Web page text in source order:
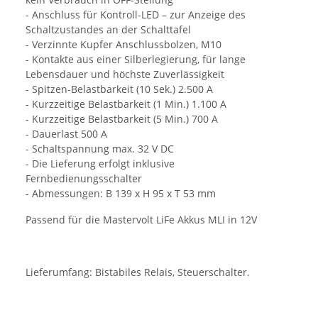
- Anschluss für Kontroll-LED – zur Anzeige des
Schaltzustandes an der Schalttafel
- Verzinnte Kupfer Anschlussbolzen, M10
- Kontakte aus einer Silberlegierung, für lange
Lebensdauer und höchste Zuverlässigkeit
- Spitzen-Belastbarkeit (10 Sek.) 2.500 A
- Kurzzeitige Belastbarkeit (1 Min.) 1.100 A
- Kurzzeitige Belastbarkeit (5 Min.) 700 A
- Dauerlast 500 A
- Schaltspannung max. 32 V DC
- Die Lieferung erfolgt inklusive
Fernbedienungsschalter
- Abmessungen: B 139 x H 95 x T 53 mm
Passend für die Mastervolt LiFe Akkus MLI in 12V
Lieferumfang: Bistabiles Relais, Steuerschalter.